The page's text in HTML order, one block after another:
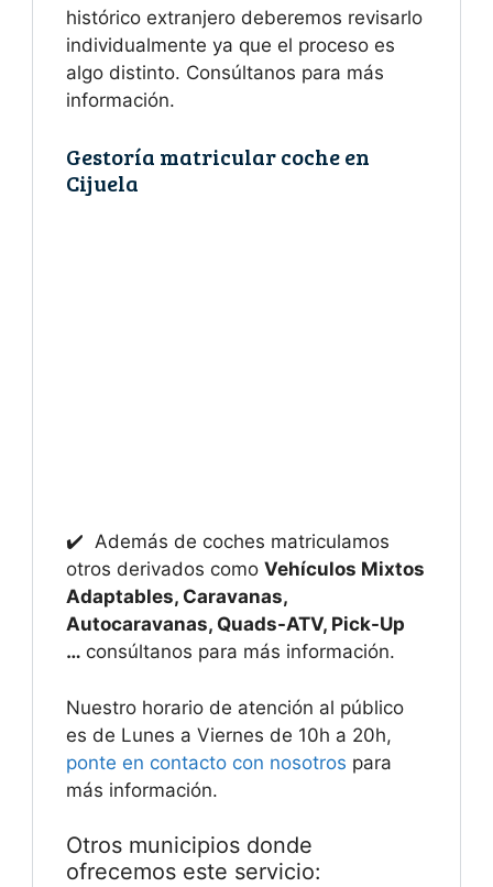
histórico extranjero deberemos revisarlo
individualmente ya que el proceso es
algo distinto. Consúltanos para más
información.
Gestoría matricular coche en
Cijuela
✔️ Además de coches matriculamos
otros derivados como Vehículos Mixtos
Adaptables, Caravanas,
Autocaravanas, Quads-ATV, Pick-Up
… consúltanos para más información.
Nuestro horario de atención al público
es de Lunes a Viernes de 10h a 20h,
ponte en contacto con nosotros para
más información.
Otros municipios donde
ofrecemos este servicio: